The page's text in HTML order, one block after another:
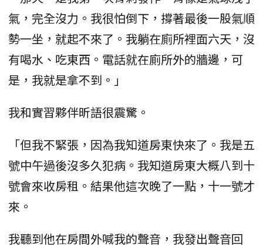
氣，完全沒力。我很怕倒下，撐著最後一股氣順
勢一坐，就起不來了。我躺在廁所裡面六天，沒
有喝水、吃東西。電話就在廁所外的牆邊，可
是，我就是拿不到。」
我和實習夥伴昕語很震驚。
「但我不緊張，因為我知道房東快來了。我是五
號中午過後沒多久犯病。我知道房東大概八到十
號會來收房租。結果他這次晚了一點，十一號才
來。
我聽到他在房間外喊我的聲音，我發出聲音回